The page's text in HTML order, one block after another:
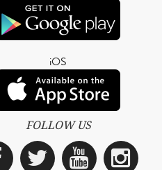
iOS
FOLLOW US
Facebook
Twitter